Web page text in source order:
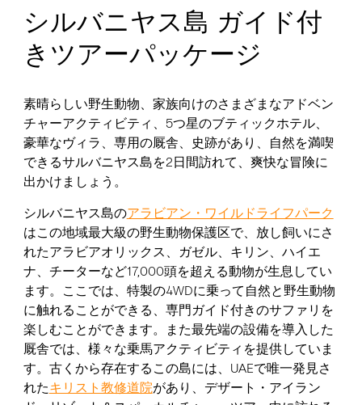
シルバニヤス島 ガイド付
きツアーパッケージ
素晴らしい野生動物、家族向けのさまざまなアドベン
チャーアクティビティ、5つ星のブティックホテル、
豪華なヴィラ、専用の厩舎、史跡があり、自然を満喫
できるサルバニヤス島を2日間訪れて、爽快な冒険に
出かけましょう。
シルバニヤス島のアラビアン・ワイルドライフパーク
はこの地域最大級の野生動物保護区で、放し飼いにさ
れたアラビアオリックス、ガゼル、キリン、ハイエ
ナ、チーターなど17,000頭を超える動物が生息してい
ます。ここでは、特製の4WDに乗って自然と野生動物
に触れることができる、専門ガイド付きのサファリを
楽しむことができます。また最先端の設備を導入した
厩舎では、様々な乗馬アクティビティを提供していま
す。古くから存在するこの島には、UAEで唯一発見さ
れたキリスト教修道院があり、デザート・アイラン